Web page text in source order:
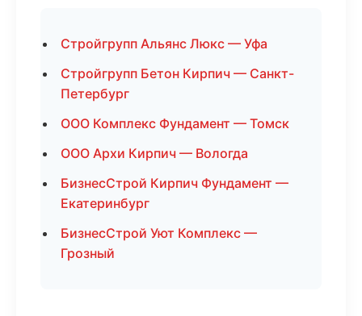
Стройгрупп Альянс Люкс — Уфа
Стройгрупп Бетон Кирпич — Санкт-
Петербург
ООО Комплекс Фундамент — Томск
ООО Архи Кирпич — Вологда
БизнесСтрой Кирпич Фундамент —
Екатеринбург
БизнесСтрой Уют Комплекс —
Грозный